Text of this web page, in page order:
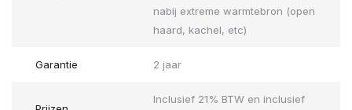
nabij extreme warmtebron (open
haard, kachel, etc)
Garantie 2 jaar
Inclusief 21% BTW en inclusief